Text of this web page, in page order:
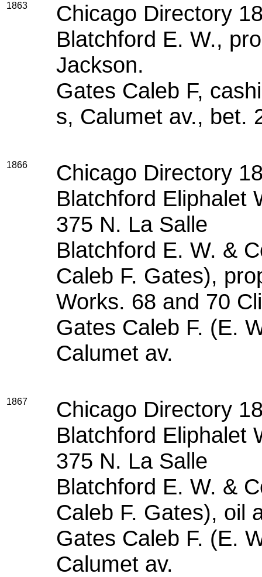
1863
Chicago Directory
Blatchford E. W.,
Jackson.
Gates Caleb F,
s, Calumet av., bet.
1866
Chicago Directory
Blatchford Eliphalet
375 N. La Salle
Blatchford E. W. &
Caleb F. Gates),
Works. 68 and 70
Gates Caleb F. (E.
Calumet av.
1867
Chicago Directory
Blatchford Eliphalet
375 N. La Salle
Blatchford E. W. &
Caleb F. Gates), oil
Gates Caleb F. (E.
Calumet av.